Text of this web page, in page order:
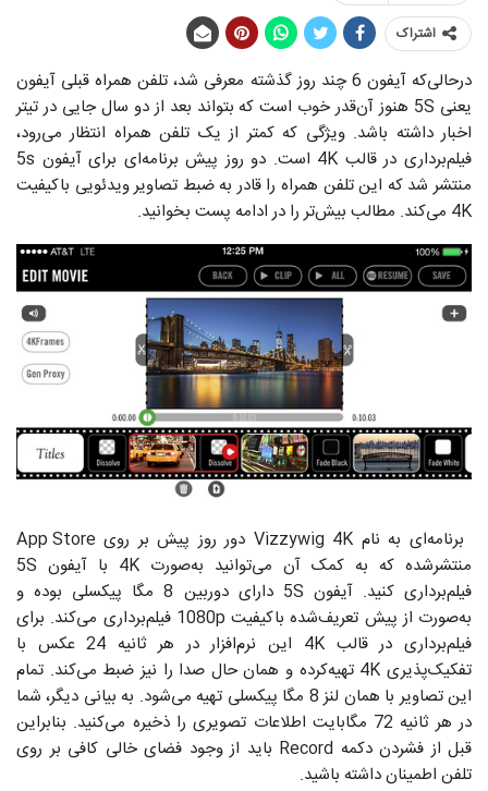
اشتراک
درحالی‌که آیفون 6 چند روز گذشته معرفی شد، تلفن همراه قبلی آیفون
یعنی 5S هنوز آن‌قدر خوب است که بتواند بعد از دو سال جایی در تیتر
اخبار داشته باشد. ویژگی که کمتر از یک تلفن همراه انتظار می‌رود،
فیلم‌برداری در قالب 4K است. دو روز پیش برنامه‌ای برای آیفون 5s
منتشر شد که این تلفن همراه را قادر به ضبط تصاویر ویدئویی باکیفیت
4K می‌کند. مطالب بیش‌تر را در ادامه پست بخوانید.
برنامه‌ای به نام Vizzywig 4K دور روز پیش بر روی App Store
منتشرشده که به کمک آن می‌توانید به‌صورت 4K با آیفون 5S
فیلم‌برداری کنید. آیفون 5S دارای دوربین 8 مگا پیکسلی بوده و
به‌صورت از پیش تعریف‌شده باکیفیت 1080p فیلم‌برداری می‌کند. برای
فیلم‌برداری در قالب 4K این نرم‌افزار در هر ثانیه 24 عکس با
تفکیک‌پذیری 4K تهیه‌کرده و همان حال صدا را نیز ضبط می‌کند. تمام
این تصاویر با همان لنز 8 مگا پیکسلی تهیه می‌شود. به بیانی دیگر، شما
در هر ثانیه 72 مگابایت اطلاعات تصویری را ذخیره می‌کنید. بنابراین
قبل از فشردن دکمه Record باید از وجود فضای خالی کافی بر روی
تلفن اطمینان داشته باشید.